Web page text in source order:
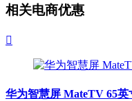
相关电商优惠

华为智慧屏 MateTV 65英